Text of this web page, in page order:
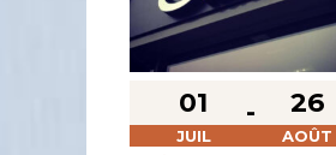
01
JUIL
26
AOÛT